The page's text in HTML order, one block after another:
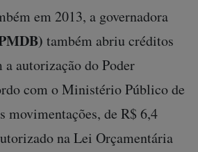
em 2013, a governadora
também abriu créditos
a autorização do Poder
com o Ministério Público de
movimentações, de R$ 6,4
na Lei Orçamentária